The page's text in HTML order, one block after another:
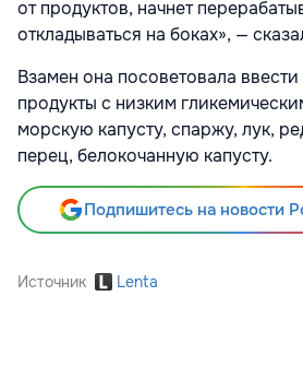
от продуктов, начнет
откладываться на боках», —
Взамен она посоветовала
продукты с низким
морскую капусту, спаржу, лук,
перец, белокочанную капусту.
Подпишитесь на новости
Источник Lenta